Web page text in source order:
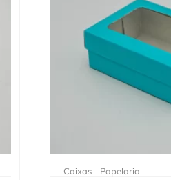
Caixas - Papelaria